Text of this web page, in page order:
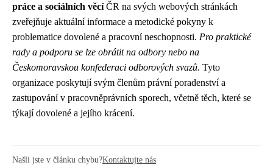
práce a sociálních věcíČR na svých webových stránkách
zveřejňuje aktuální informace a metodické pokyny k
problematice dovolené a pracovní neschopnosti. Pro praktické
rady a podporu se lze obrátit na odbory nebo na
Českomoravskou konfederaci odborových svazů. Tyto
organizace poskytují svým členům právní poradenství a
zastupování v pracovněprávních sporech, včetně těch, které se
týkají dovolené a jejího krácení.
Našli jste v článku chybu?Kontaktujte nás